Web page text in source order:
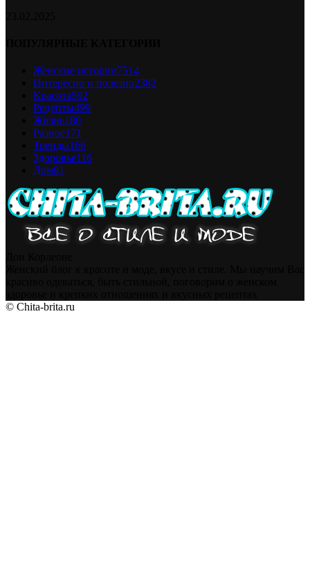
Женские истории7514
Интересно и полезно2382
Красота592
Рецепты499
Жизнь180
Разное171
Тренды166
Здоровье116
Дом81
© Chita-brita.ru